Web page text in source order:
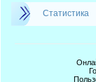
Статистика